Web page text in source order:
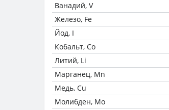
Ванадий, V
Железо, Fe
Йод, I
Кобальт, Co
Литий, Li
Марганец, Mn
Медь, Cu
Молибден, Mo